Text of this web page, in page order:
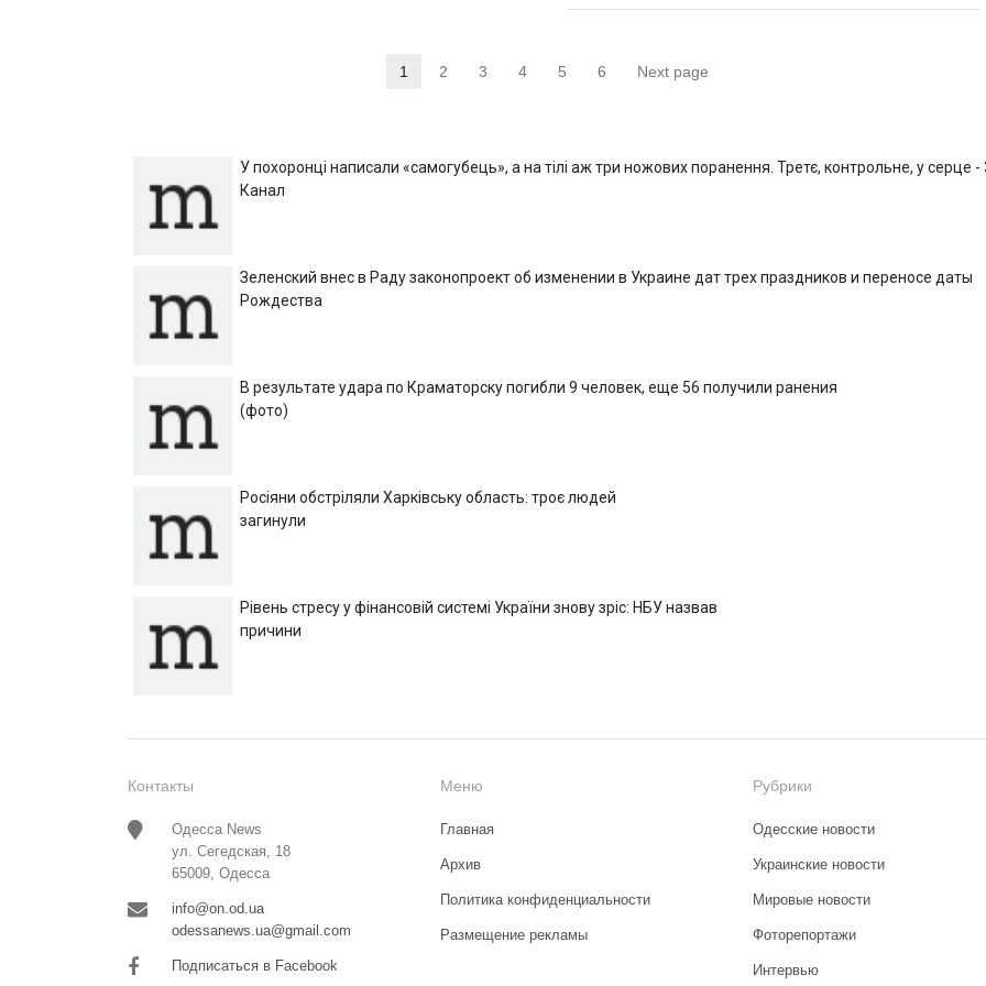
Страница
1 Страница
2 Страница
3 Страница
4 Страница
5 Страница
6 Next page
У похоронці написали «самогубець», а на тілі аж три ножових поранення. Третє, контрольне, у серце -
Канал
Зеленский внес в Раду законопроект об изменении в Украине дат трех праздников и переносе даты
Рождества
В результате удара по Краматорску погибли 9 человек, еще 56 получили ранения
(фото)
Росіяни обстріляли Харківську область: троє людей
загинули
Рівень стресу у фінансовій системі України знову зріс: НБУ назвав
причини
Контакты
Одесса News
ул. Сегедская, 18
65009, Одесса
info@on.od.ua
odessanews.ua@gmail.com
Подписаться в Facebook
Меню
Главная
Архив
Политика конфиденциальности
Размещение рекламы
Рубрики
Одесские новости
Украинские новости
Мировые новости
Фоторепортажи
Интервью